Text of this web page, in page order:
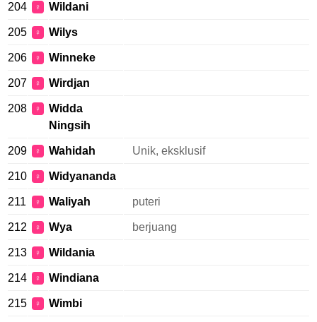
204 ♀ Wildani
205 ♀ Wilys
206 ♀ Winneke
207 ♀ Wirdjan
208 ♀
Widda
Ningsih
209 ♀ Wahidah Unik, eksklusif
210 ♀ Widyananda
211 ♀ Waliyah puteri
212 ♀ Wya berjuang
213 ♀ Wildania
214 ♀ Windiana
215 ♀ Wimbi